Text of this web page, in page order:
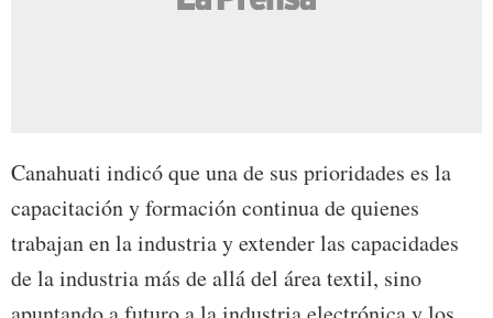
Canahuati indicó que una de sus prioridades es la
capacitación y formación continua de quienes
trabajan en la industria y extender las capacidades
de la industria más de allá del área textil, sino